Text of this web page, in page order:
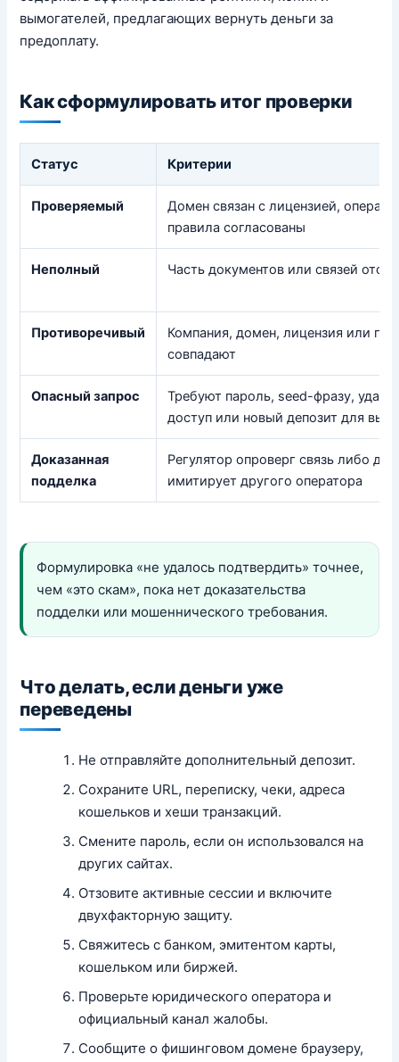
вымогателей, предлагающих вернуть деньги за
предоплату.
Как сформулировать итог проверки
Статус Критерии
Проверяемый
Домен связан с лицензией,
правила согласованы
Неполный Часть документов или связей
Противоречивый
Компания, домен, лицензия или
совпадают
Опасный запрос
Требуют пароль, seed-фразу,
доступ или новый депозит для
Доказанная
подделка
Регулятор опроверг связь либо
имитирует другого оператора
Формулировка «не удалось подтвердить» точнее,
чем «это скам», пока нет доказательства
подделки или мошеннического требования.
Что делать, если деньги уже
переведены
Не отправляйте дополнительный депозит.
Сохраните URL, переписку, чеки, адреса
кошельков и хеши транзакций.
Смените пароль, если он использовался на
других сайтах.
Отзовите активные сессии и включите
двухфакторную защиту.
Свяжитесь с банком, эмитентом карты,
кошельком или биржей.
Проверьте юридического оператора и
официальный канал жалобы.
Сообщите о фишинговом домене браузеру,